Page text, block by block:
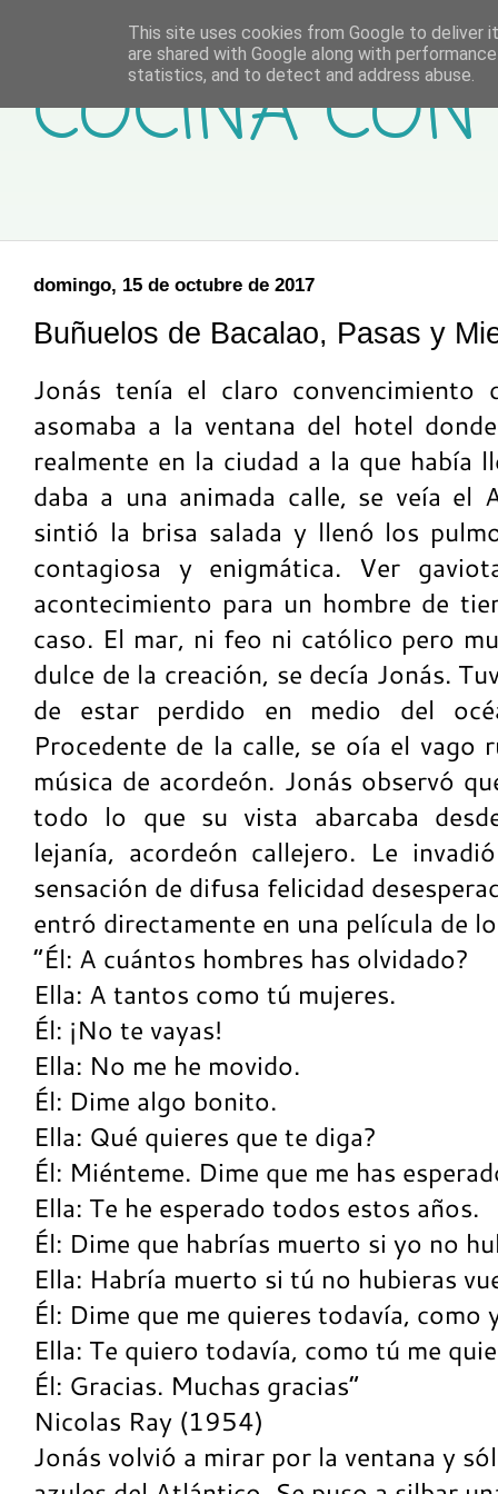
COCINA
domingo, 15 de octubre de 2017
Buñuelos de Bacalao, Pasas y
Jonás tenía el claro convencimiento
asomaba a la ventana del hotel
realmente en la ciudad a la que había
daba a una animada calle, se veía el
sintió la brisa salada y llenó los
contagiosa y enigmática. Ver
acontecimiento para un hombre de
caso. El mar, ni feo ni católico pero
dulce de la creación, se decía Jonás.
de estar perdido en medio del
Procedente de la calle, se oía el vago
música de acordeón. Jonás observó
todo lo que su vista abarcaba
lejanía, acordeón callejero. Le
sensación de difusa felicidad
entró directamente en una película de
“Él: A cuántos hombres has olvidado?
Ella: A tantos como tú mujeres.
Él: ¡No te vayas!
Ella: No me he movido.
Él: Dime algo bonito.
Ella: Qué quieres que te diga?
Él: Miénteme. Dime que me has
Ella: Te he esperado todos estos años.
Él: Dime que habrías muerto si yo no
Ella: Habría muerto si tú no hubieras
Él: Dime que me quieres todavía, como
Ella: Te quiero todavía, como tú me
Él: Gracias. Muchas
Nicolas Ray (1954)
Jonás volvió a mirar por la ventana y
This site uses cookies from Google to deliver
are shared with Google along with
statistics, and to detect and address abuse.